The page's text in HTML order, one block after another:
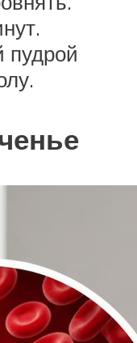
пудрой